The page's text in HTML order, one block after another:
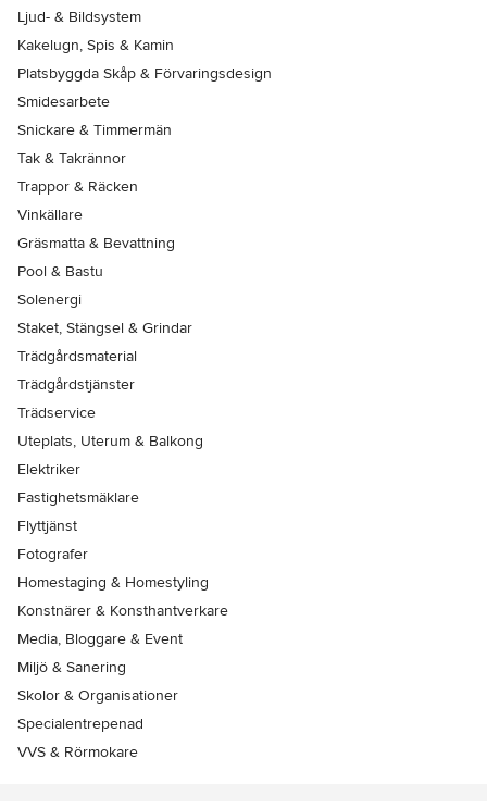
Ljud- & Bildsystem
Kakelugn, Spis & Kamin
Platsbyggda Skåp & Förvaringsdesign
Smidesarbete
Snickare & Timmermän
Tak & Takrännor
Trappor & Räcken
Vinkällare
Gräsmatta & Bevattning
Pool & Bastu
Solenergi
Staket, Stängsel & Grindar
Trädgårdsmaterial
Trädgårdstjänster
Trädservice
Uteplats, Uterum & Balkong
Elektriker
Fastighetsmäklare
Flyttjänst
Fotografer
Homestaging & Homestyling
Konstnärer & Konsthantverkare
Media, Bloggare & Event
Miljö & Sanering
Skolor & Organisationer
Specialentrepenad
VVS & Rörmokare